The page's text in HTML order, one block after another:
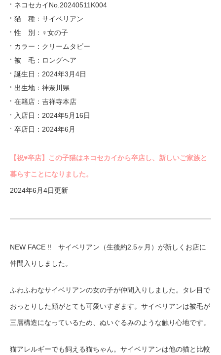
ネコセカイNo.20240511K004
猫 種：サイベリアン
性 別：♀女の子
カラー：クリームタビー
被 毛：ロングヘア
誕生日：2024年3月4日
出生地：神奈川県
在籍店：吉祥寺本店
入店日：2024年5月16日
卒店日：2024年6月
【祝♥︎卒店】この子猫はネコセカイから卒店し、新しいご家族と
暮らすことになりました。
2024年6月4日更新
NEW FACE !! サイベリアン（生後約2.5ヶ月）が新しくお店に
仲間入りしました。
ふわふわなサイベリアンの女の子が仲間入りしました。タレ目で
おっとりした顔がとても可愛いすぎます。サイベリアンは被毛が
三層構造になっているため、ぬいぐるみのような触り心地です。
猫アレルギーでも飼える猫ちゃん。サイベリアンは他の猫と比較